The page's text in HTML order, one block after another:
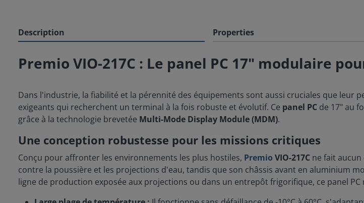
Description Properties
Premio VIO-217C : Le panel PC 17" modulaire
Dans l'industrie, la fiabilité et la pérennité des équipements sont aussi cruciales que leur
exigeants qui recherchent un terminal à la fois robuste et évolutif. Ce panel PC de 17" au
grâce à la technologie brevetée Multi-Mode Display Module (MDM).
Une conception robustesse pour les missions critiques
Conçu pour affronter les environnements les plus hostiles, Premio VIO-217C ne fait
contre la poussière et les projections d'eau, tandis que son châssis avant en aluminium
ligne de production exposée aux projections ou dans un entrepôt frigorifique, ce panel